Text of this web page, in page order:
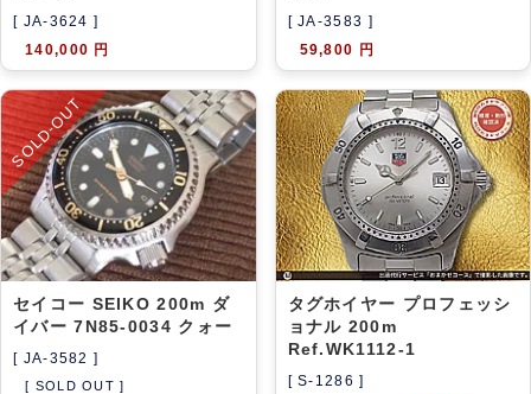
[ JA-3624 ]
140,000 円
[ JA-3583 ]
59,800 円
SOLD-OUT
セイコー SEIKO 200m ダ
イバー 7N85-0034 クォー
[ JA-3582 ]
[ SOLD OUT ]
タグホイヤー プロフェッシ
ョナル 200m
Ref.WK1112-1
[ S-1286 ]